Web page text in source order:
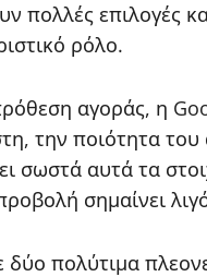
πολλές επιλογές
ρόλο.
αγοράς, η
την ποιότητα
σωστά αυτά τα
σημαίνει
πολύτιμα